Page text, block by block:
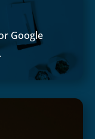
Google